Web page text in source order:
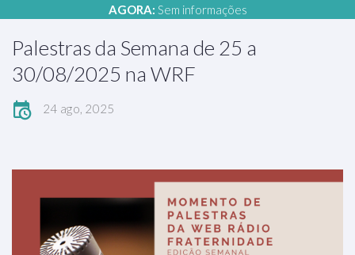
AGORA: Sem informações
Palestras da Semana de 25 a
30/08/2025 na WRF
24 ago, 2025